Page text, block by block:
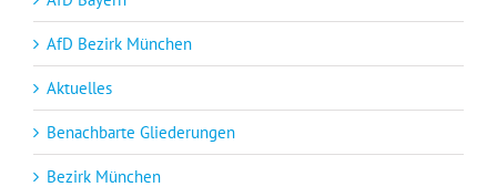
AfD Bezirk München
Aktuelles
Benachbarte Gliederungen
Bezirk München